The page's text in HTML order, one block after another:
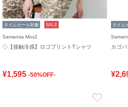
タイムセール対象 SALE
Samansa Mos2
◇【接触冷感】ロゴプリントTシャツ
¥1,595 -50%OFF-
タイム
カゴ